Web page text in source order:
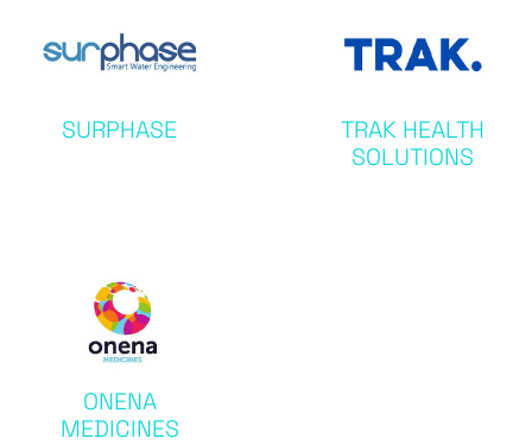
SURPHASE
TRAK HEALTH
SOLUTIONS
ONENA
MEDICINES